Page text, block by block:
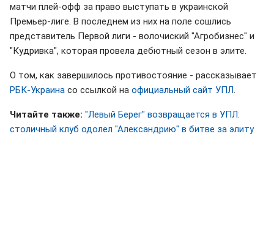
матчи плей-офф за право выступать в украинской
Премьер-лиге. В последнем из них на поле сошлись
представитель Первой лиги - волочиский "Агробизнес" и
"Кудривка", которая провела дебютный сезон в элите.
О том, как завершилось противостояние - рассказывает
РБК-Украина со ссылкой на официальный сайт УПЛ
Читайте также: "Левый Берег" возвращается в УПЛ:
столичный клуб одолел "Александрию" в битве за элиту